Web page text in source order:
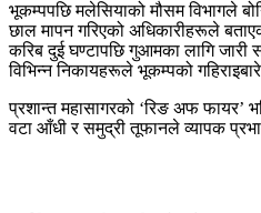
भूकम्पपछि मलेसियाको मौसम विभागले
छाल मापन गरिएको अधिकारीहरूले
करिब दुई घण्टापछि गुआमका लागि
विभिन्न निकायहरूले भूकम्पको
प्रशान्त महासागरको ‘रिङ अफ फायर’
वटा आँधी र समुद्री तूफानले व्यापक